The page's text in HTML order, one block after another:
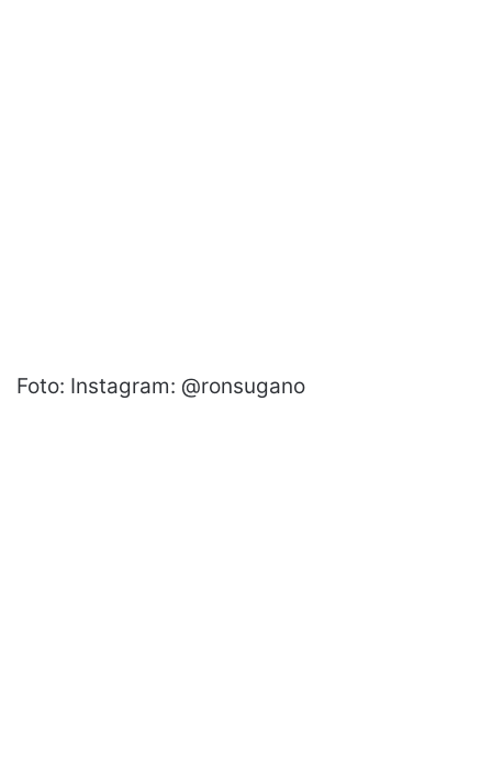
Foto: Instagram: @ronsugano